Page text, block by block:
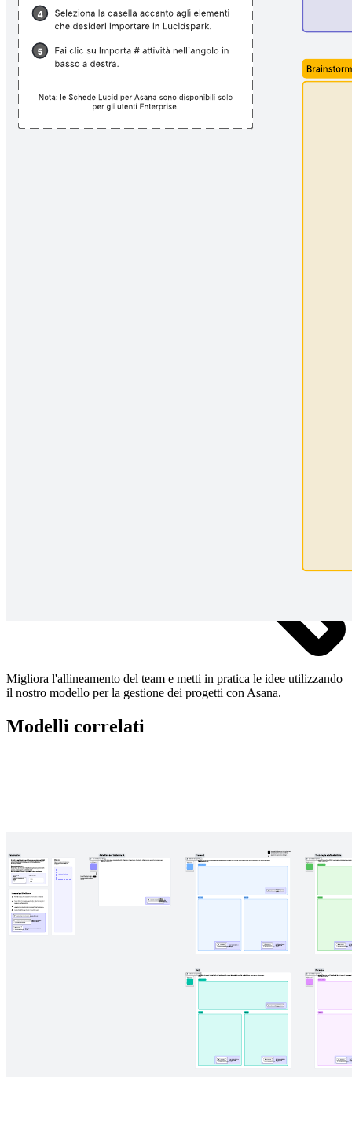
Migliora l'allineamento del team e metti in pratica le idee utilizzando
il nostro modello per la gestione dei progetti con Asana.
Modelli correlati